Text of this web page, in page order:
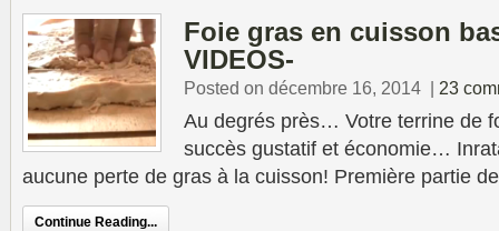
Foie gras en cuisson
VIDEOS-
Posted on décembre 16, 2014 | 23
Au degrés près… Votre terrine de
succès gustatif et économie…
aucune perte de gras à la cuisson! Première partie
Continue Reading...